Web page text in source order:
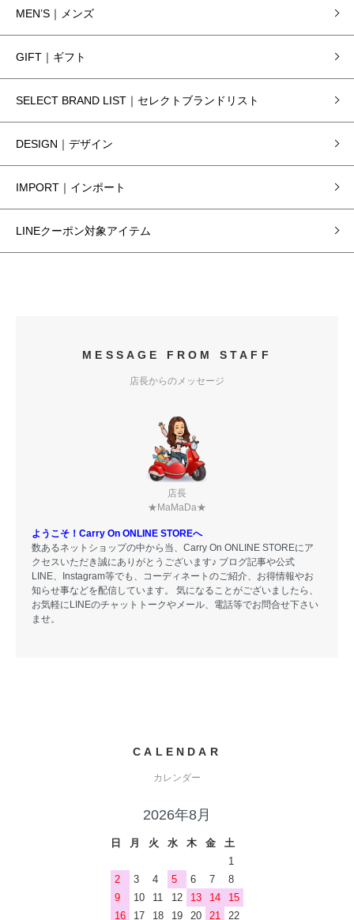
MEN’S｜メンズ
GIFT｜ギフト
SELECT BRAND LIST｜セレクトブランドリスト
DESIGN｜デザイン
IMPORT｜インポート
LINEクーポン対象アイテム
MESSAGE FROM STAFF
店長からのメッセージ
店長
★MaMaDa★
ようこそ！Carry On ONLINE STOREへ
数あるネットショップの中から当、Carry On ONLINE STOREにア
クセスいただき誠にありがとうございます♪ ブログ記事や公式
LINE、Instagram等でも、コーディネートのご紹介、お得情報やお
知らせ事などを配信しています。 気になることがございましたら、
お気軽にLINEのチャットトークやメール、電話等でお問合せ下さい
ませ。
CALENDAR
カレンダー
2026年8月
日 月 火 水 木 金
土
1
2
3 4 5 6 7
8
9
10 11 12 13 14
15
16
17 18 19 20 21 22